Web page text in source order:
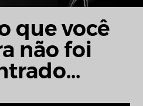
que você
não foi